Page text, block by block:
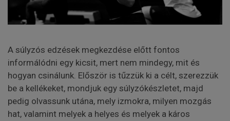
A súlyzós edzések megkezdése előtt fontos
informálódni egy kicsit, mert nem mindegy, mit és
hogyan csinálunk. Először is tűzzük ki a célt, szerezzük
be a kellékeket, mondjuk egy súlyzókészletet, majd
pedig olvassunk utána, mely izmokra, milyen mozgás
hat, valamint melyek a helyes és melyek a káros